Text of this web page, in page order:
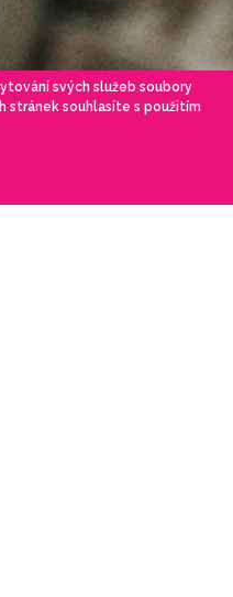
svých služeb soubory
stránek souhlasíte s použitím